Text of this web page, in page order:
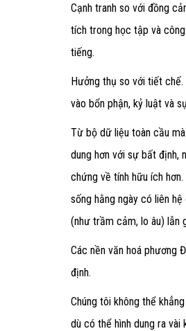
Cạnh tranh so với đồng
tích trong học tập và
tiếng.
Hưởng thụ so với tiết chế.
vào bổn phận, kỷ luật và
Từ bộ dữ liệu toàn cầu
dung hơn với sự bất định,
chứng về tính hữu ích
sống hằng ngày có liên
(như trầm cảm, lo âu) lẫn
Các nền văn hoá phương
định.
Chúng tôi không thể
dù có thể hình dung ra